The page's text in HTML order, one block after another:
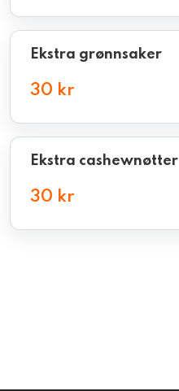
Ekstra grønnsaker
30 kr
Ekstra cashewnøtter
30 kr